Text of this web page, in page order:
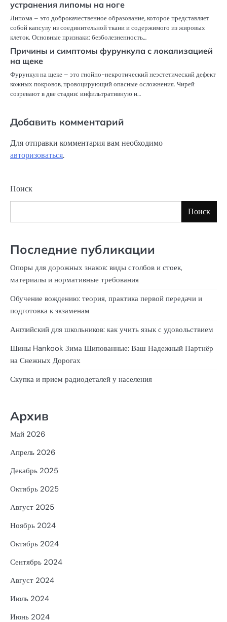
устранения липомы на ноге
Липома – это доброкачественное образование, которое представляет
собой капсулу из соединительной ткани и содержимого из жировых
клеток. Основные признаки: безболезненность…
Причины и симптомы фурункула с локализацией
на щеке
Фурункул на щеке – это гнойно-некротический неэстетический дефект
кожных покровов, провоцирующий опасные осложнения. Чирей
созревают в две стадии: инфильтративную и…
Добавить комментарий
Для отправки комментария вам необходимо
авторизоваться.
Поиск
Поиск
Последние публикации
Опоры для дорожных знаков: виды столбов и стоек,
материалы и нормативные требования
Обучение вождению: теория, практика первой передачи и
подготовка к экзаменам
Английский для школьников: как учить язык с удовольствием
Шины Hankook Зима Шипованные: Ваш Надежный Партнёр
на Снежных Дорогах
Скупка и прием радиодеталей у населения
Архив
Май 2026
Апрель 2026
Декабрь 2025
Октябрь 2025
Август 2025
Ноябрь 2024
Октябрь 2024
Сентябрь 2024
Август 2024
Июль 2024
Июнь 2024